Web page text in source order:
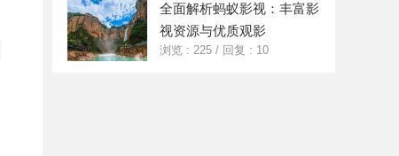
全面解析蚂蚁影视：丰富影
视资源与优质观影
浏览 : 225 / 回复 : 10